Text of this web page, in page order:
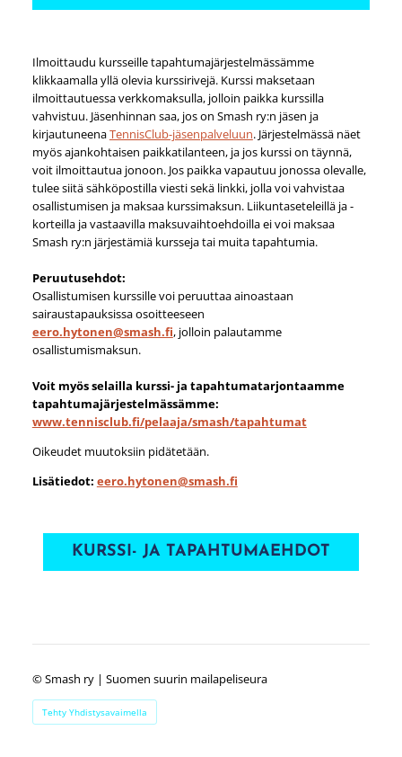
Ilmoittaudu kursseille tapahtumajärjestelmässämme
klikkaamalla yllä olevia kurssirivejä. Kurssi maksetaan
ilmoittautuessa verkkomaksulla, jolloin paikka kurssilla
vahvistuu. Jäsenhinnan saa, jos on Smash ry:n jäsen ja
kirjautuneenaTennisClub-jäsenpalveluun. Järjestelmässä näet
myös ajankohtaisen paikkatilanteen, ja jos kurssi on täynnä,
voit ilmoittautua jonoon. Jos paikka vapautuu jonossa olevalle,
tulee siitä sähköpostilla viesti sekä linkki, jolla voi vahvistaa
osallistumisen ja maksaa kurssimaksun. Liikuntaseteleillä ja -
korteilla ja vastaavilla maksuvaihtoehdoilla ei voi maksaa
Smash ry:n järjestämiä kursseja tai muita tapahtumia.
Peruutusehdot:
Osallistumisen kurssille voi peruuttaa ainoastaan
sairaustapauksissa osoitteeseen
eero.hytonen@smash.fi, jolloin palautamme
osallistumismaksun.
Voit myös selailla kurssi- ja tapahtumatarjontaamme
tapahtumajärjestelmässämme:
www.tennisclub.fi/pelaaja/smash/tapahtumat
Oikeudet muutoksiin pidätetään.
Lisätiedot: eero.hytonen@smash.fi
KURSSI- JA TAPAHTUMAEHDOT
©Smash ry | Suomen suurin mailapeliseura
Tehty Yhdistysavaimella